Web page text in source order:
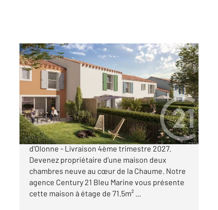
LES SABLES D OLONNE 85
71,50 m2, 3 pièces
Ref : 1479
Maison à vendre
420 000 €
Maison neuve - La Chaume - Les Sables
d'Olonne - Livraison 4ème trimestre 2027.
Devenez propriétaire d'une maison deux
chambres neuve au cœur de la Chaume. Notre
agence Century 21 Bleu Marine vous présente
cette maison à étage de 71.5m² ...